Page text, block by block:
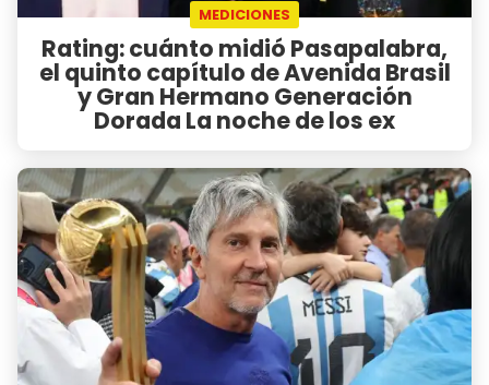
MEDICIONES
Rating: cuánto midió Pasapalabra,
el quinto capítulo de Avenida Brasil
y Gran Hermano Generación
Dorada La noche de los ex